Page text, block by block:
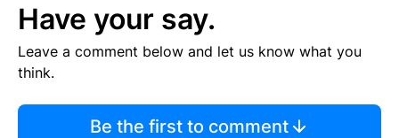
Have your say.
Leave a comment below and let us know what you
think.
Be the first to comment